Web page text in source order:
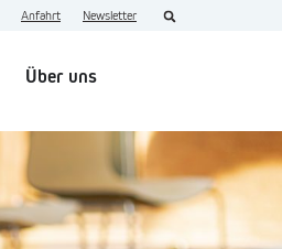
Anfahrt Newsletter
Über uns